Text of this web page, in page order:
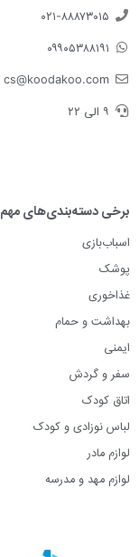
۰۲۱-۸۸۸۷۳۰۱۵
۰۹۹۰۵۳۸۸۱۹۱
cs@koodakoo.com
۹ الی ۲۲
برخی دسته‌بندی‌های مهم
اسباب‌بازی
پوشک
غذاخوری
بهداشت و حمام
ایمنی
سفر و گردش
اتاق کودک
لباس نوزادی و کودک
لوازم مادر
لوازم مهد و مدرسه